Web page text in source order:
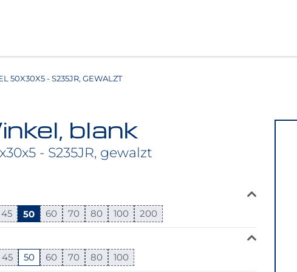
50X30X5 - S235JR, GEWALZT
blank
- S235JR, gewalzt
45 50 60 70 80 100 200
45 50 60 70 80 100